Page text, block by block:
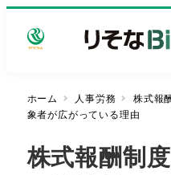
ホーム 人事労務
株式報
象者が広がっている理由
株式報酬制